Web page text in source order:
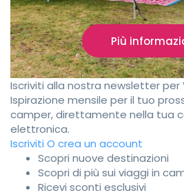
Più
Iscriviti alla nostra newsletter per
Ispirazione mensile per il tuo
camper, direttamente nella tua
elettronica.
Iscriviti O crea un account
Scopri nuove destinazioni
Scopri di più sui viaggi in
Ricevi sconti esclusivi